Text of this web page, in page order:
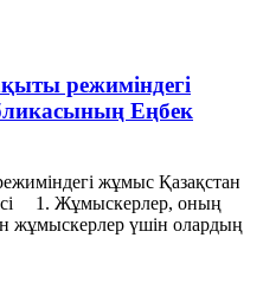
режиміндегі
Еңбек
жұмыс Қазақстан
1. Жұмыскерлер, оның
жұмыскерлер үшін олардың